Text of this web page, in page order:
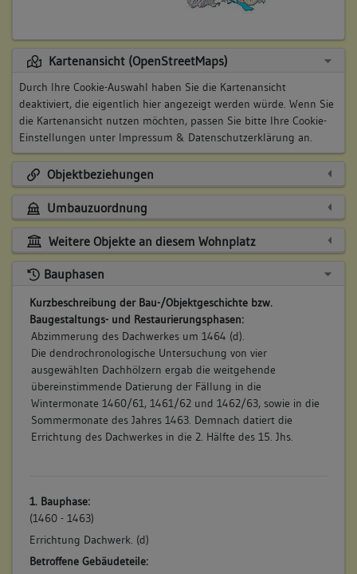
Kartenansicht (OpenStreetMaps)
Durch Ihre Cookie-Auswahl haben Sie die Kartenansicht
deaktiviert, die eigentlich hier angezeigt werden würde. Wenn Sie
die Kartenansicht nutzen möchten, passen Sie bitte Ihre Cookie-
Einstellungen unter Impressum & Datenschutzerklärung an.
Objektbeziehungen
Umbauzuordnung
Weitere Objekte an diesem Wohnplatz
Bauphasen
Kurzbeschreibung der Bau-/Objektgeschichte bzw.
Baugestaltungs- und Restaurierungsphasen:
Abzimmerung des Dachwerkes um 1464 (d).
Die dendrochronologische Untersuchung von vier
ausgewählten Dachhölzern ergab die weitgehende
übereinstimmende Datierung der Fällung in die
Wintermonate 1460/61, 1461/62 und 1462/63, sowie in die
Sommermonate des Jahres 1463. Demnach datiert die
Errichtung des Dachwerkes in die 2. Hälfte des 15. Jhs.
1. Bauphase:
(1460 - 1463)
Errichtung Dachwerk. (d)
Betroffene Gebäudeteile: